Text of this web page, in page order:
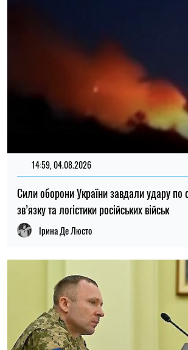
14:59, 04.08.2026
Сили оборони України завдали удару по
зв’язку та логістики російських військ
Ірина Де Люсто